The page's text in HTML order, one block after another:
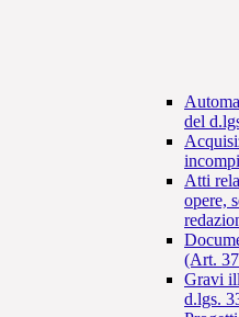
del
Atti
opere,
(Art.
Gravi
d.lgs.